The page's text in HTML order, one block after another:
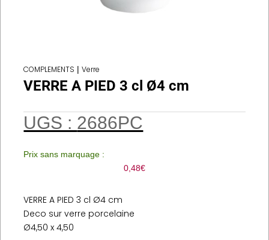
COMPLEMENTS |Verre
VERRE A PIED 3 cl Ø4 cm
UGS : 2686PC
Prix sans marquage :
0,48€
VERRE A PIED 3 cl Ø4 cm
Deco sur verre porcelaine
Ø4,50 x 4,50